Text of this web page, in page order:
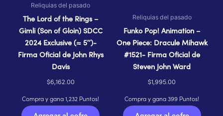
Reliquias del pasado
The Lord of the Rings –
Gimli (Son of Gloin) SDCC
2024 Exclusive (≈ 5″)-
Firma Oficial de John Rhys
Davis
$6,162.00
Compra y gana 1,232 Puntos!
Reliquias del pasado
Funko Pop! Animation –
One Piece: Dracule Mihawk
#1521- Firma Oficial de
Steven John Ward
$1,995.00
Compra y gana 399 Puntos!